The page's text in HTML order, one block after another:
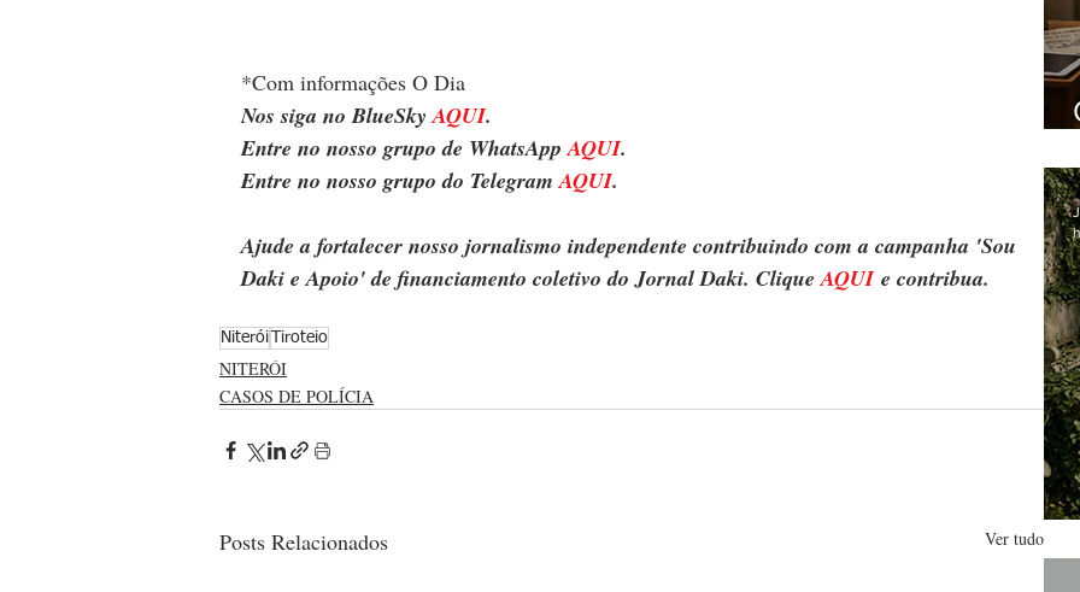
*Com informações O Dia
Nos siga no BlueSky AQUI.
Entre no nosso grupo de WhatsApp AQUI.
Entre no nosso grupo do Telegram AQUI.
Ajude a fortalecer nosso jornalismo independente contribuindo com a campanha 'Sou
Daki e Apoio' de financiamento coletivo do Jornal Daki. Clique AQUI e contribua.
Niterói Tiroteio
NITERÓI
CASOS DE POLÍCIA
Posts Relacionados Ver tudo